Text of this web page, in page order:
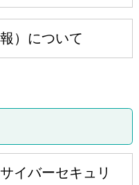
）について
イバーセキュリ